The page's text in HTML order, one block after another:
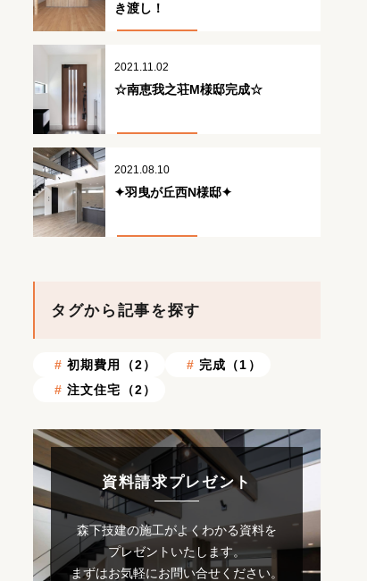
き渡し！
2021.11.02
☆南恵我之荘M様邸完成☆
2021.08.10
✦羽曳が丘西N様邸✦
タグから記事を探す
初期費用（2）
完成（1）
注文住宅（2）
資料請求プレゼント
森下技建の施工がよくわかる資料を
プレゼントいたします。
まずはお気軽にお問い合せください。